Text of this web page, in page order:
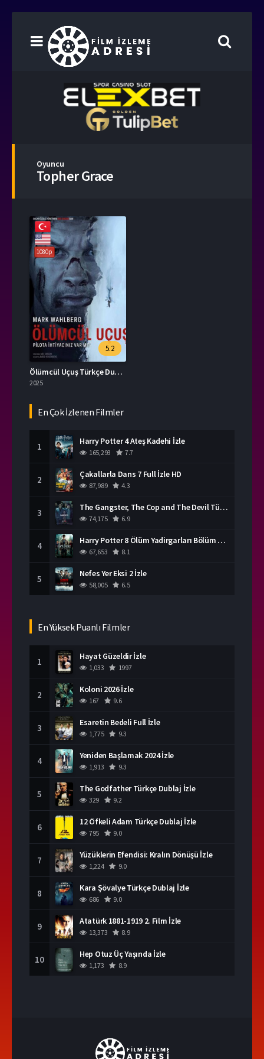
Oyuncu
Topher Grace
1080p
5.2
Ölümcül Uçuş Türkçe Dublaj İzle
2025
En Çok İzlenen Filmler
1 Harry Potter 4 Ateş Kadehi İzle
165,293 7.7
2 Çakallarla Dans 7 Full İzle HD
87,989 4.3
3 The Gangster, The Cop and The Devil Türkçe Dublaj İzle
74,175 6.9
4 Harry Potter 8 Ölüm Yadirgarları Bölüm 2 İzle
67,653 8.1
5 Nefes Yer Eksi 2 İzle
58,005 6.5
En Yüksek Puanlı Filmler
1 Hayat Güzeldir İzle
1,033 1997
2 Koloni 2026 İzle
167 9.6
3 Esaretin Bedeli Full İzle
1,775 9.3
4 Yeniden Başlamak 2024 İzle
1,913 9.3
5 The Godfather Türkçe Dublaj İzle
329 9.2
6 12 Öfkeli Adam Türkçe Dublaj İzle
795 9.0
7 Yüzüklerin Efendisi: Kralın Dönüşü İzle
1,224 9.0
8 Kara Şövalye Türkçe Dublaj İzle
686 9.0
9 Atatürk 1881-1919 2. Film İzle
13,373 8.9
10 Hep Otuz Üç Yaşında İzle
1,173 8.9